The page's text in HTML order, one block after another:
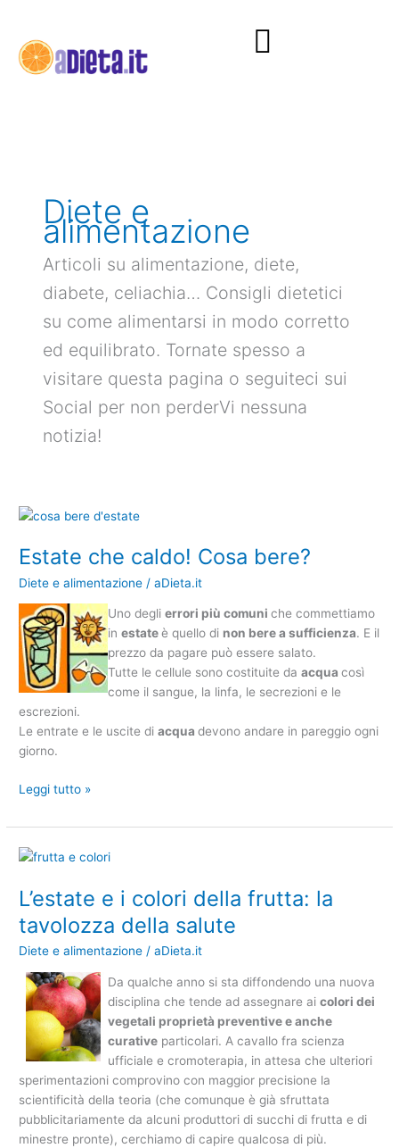
contenuto
Diete e
alimentazione
Articoli su alimentazione, diete,
diabete, celiachia… Consigli dietetici
su come alimentarsi in modo corretto
ed equilibrato. Tornate spesso a
visitare questa pagina o seguiteci sui
Social per non perderVi nessuna
notizia!
Estate che caldo! Cosa bere?
Diete e alimentazione /aDieta.it
Uno deglierrori più comuniche commettiamo
inestateè quello di non berea sufficienza. E il
prezzo da pagare può essere salato.
Tutte le cellule sono costituite daacquacosì
come il sangue, la linfa, le secrezioni e le
escrezioni.
Le entrate e le uscite diacquadevono andare in pareggio ogni
giorno.
Estate
caldo!
bere?
Leggi tutto »
L’estate e i colori della frutta: la
tavolozza della salute
Diete e alimentazione /aDieta.it
Da qualche anno si sta diffondendo una nuova
disciplina che tende ad assegnare aicolori dei
vegetali proprietà preventive e anche
curative particolari. A cavallo fra scienza
ufficiale e cromoterapia, in attesa che ulteriori
sperimentazioni comprovino con maggior precisione la
scientificità della teoria (che comunque è già sfruttata
pubblicitariamente da alcuni produttori di succhi di frutta e di
minestre pronte), cerchiamo di capire qualcosa di più.
L’estate
i
della
frutta:
la
tavolozza
della
salute